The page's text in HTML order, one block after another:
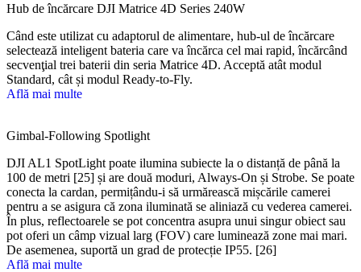
Hub de încărcare DJI Matrice 4D Series 240W
Când este utilizat cu adaptorul de alimentare, hub-ul de încărcare
selectează inteligent bateria care va încărca cel mai rapid, încărcând
secvenţial trei baterii din seria Matrice 4D. Acceptă atât modul
Standard, cât și modul Ready-to-Fly.
Află mai multe
Gimbal-Following Spotlight
DJI AL1 SpotLight poate ilumina subiecte la o distanță de până la
100 de metri [25] și are două moduri, Always-On și Strobe. Se poate
conecta la cardan, permițându-i să urmărească mișcările camerei
pentru a se asigura că zona iluminată se aliniază cu vederea camerei.
În plus, reflectoarele se pot concentra asupra unui singur obiect sau
pot oferi un câmp vizual larg (FOV) care luminează zone mai mari.
De asemenea, suportă un grad de protecție IP55. [26]
Află mai multe